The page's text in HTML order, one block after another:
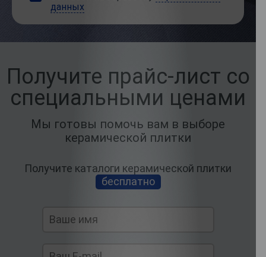
данных
Получите прайс-лист со
специальными ценами
Мы готовы помочь вам в выборе
керамической плитки
Получите каталоги керамической плитки
бесплатно